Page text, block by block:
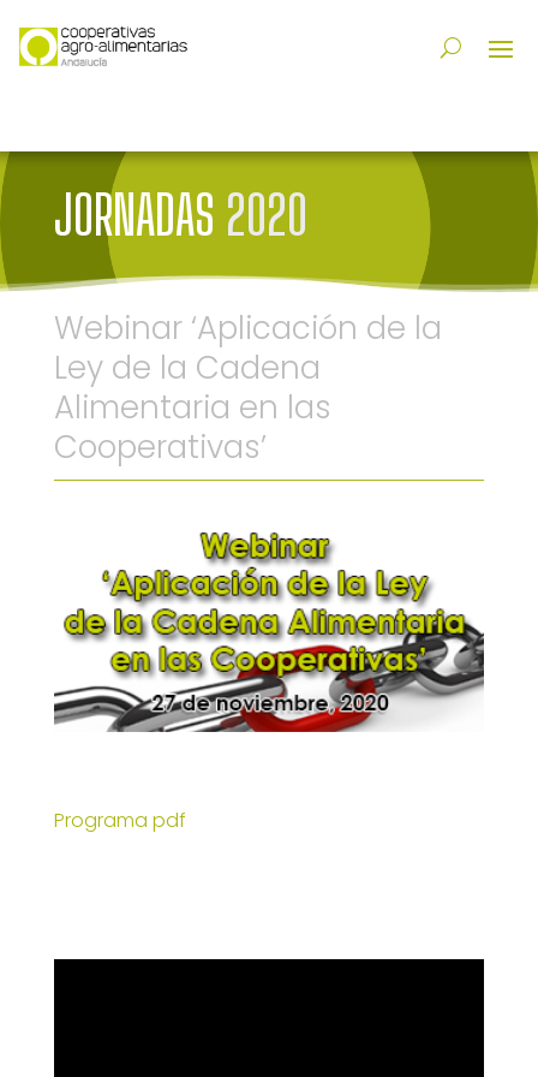
JORNADAS 2020
Webinar ‘Aplicación de la
Ley de la Cadena
Alimentaria en las
Cooperativas’
Programa pdf